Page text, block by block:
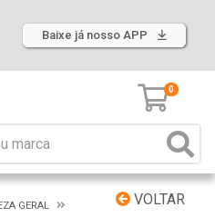
Baixe já nosso APP
0
VOLTAR
GERAL